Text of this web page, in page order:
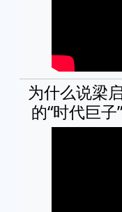
为什么说梁
的“时代巨